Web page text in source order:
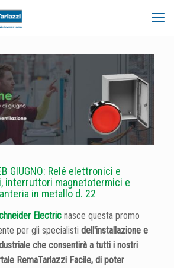
GIUGNO: Relé elettronici e
interruttori magnetotermici e
in metallo d. 22
Electric nasce questa promo
per gli specialisti dell'installazione e
che consentirà a tutti i nostri
RemaTarlazzi Facile, di poter